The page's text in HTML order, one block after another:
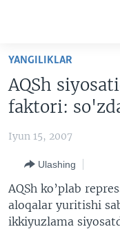
Boshiga
Qidiruvga
o'ting
AMERIKA
VATANDOSHLAR
MULTIMEDIA
AMERIKA
IJTIMOIY TARMOQLAR
YANGILIKLAR
AQSh
faktori:
Iyun 15, 2007
Ulashing
AQSh ko’plab
aloqalar yuritishi
ikkiyuzlama